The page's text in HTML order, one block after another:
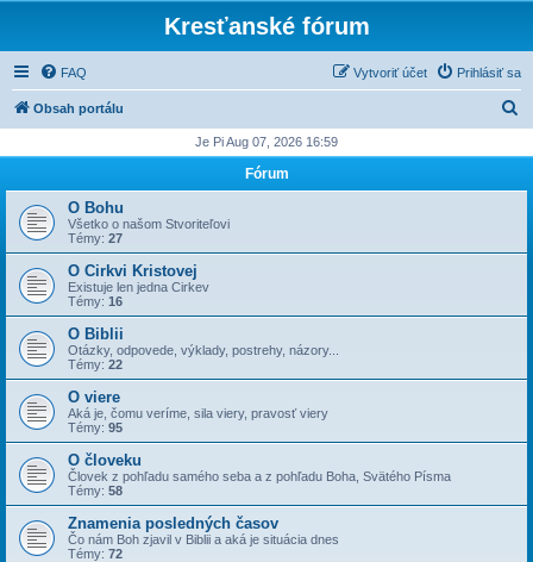
Kresťanské fórum
FAQ Prihlásiť sa
Vytvoriť účet
Obsah portálu
d
ť
Je Pi Aug 07, 2026 16:59
Fórum
O Bohu
Všetko o našom Stvoriteľovi
Témy: 27
O Cirkvi Kristovej
Existuje len jedna Cirkev
Témy: 16
O Biblii
Otázky, odpovede, výklady, postrehy, názory...
Témy: 22
O viere
Aká je, čomu veríme, sila viery, pravosť viery
Témy: 95
O človeku
Človek z pohľadu samého seba a z pohľadu Boha, Svätého Písma
Témy: 58
Znamenia posledných časov
Čo nám Boh zjavil v Biblii a aká je situácia dnes
Témy: 72